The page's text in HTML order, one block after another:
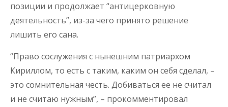
позиции и продолжает “антицерковную
деятельность”, из-за чего принято решение
лишить его сана.
“Право сослужения с нынешним патриархом
Кириллом, то есть с таким, каким он себя сделал, –
это сомнительная честь. Добиваться ее не считал
и не считаю нужным”, – прокомментировал